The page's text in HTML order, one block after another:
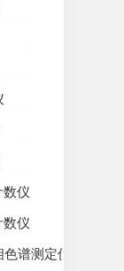
数仪
数仪
谱测定仪